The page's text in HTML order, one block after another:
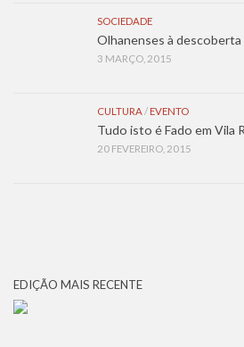
SOCIEDADE
Olhanenses à descoberta
3 MARÇO, 2015
CULTURA/ EVENTO
Tudo isto é Fado em Vila
20 FEVEREIRO, 2015
EDIÇÃO MAIS RECENTE